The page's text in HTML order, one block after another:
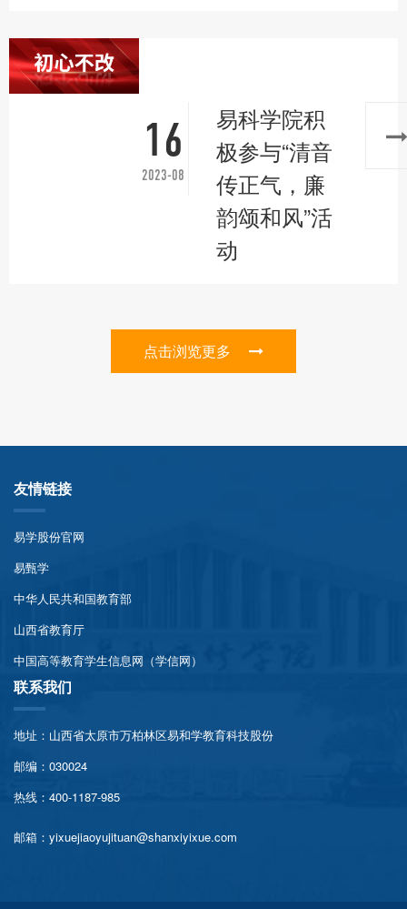
16
2023-08
易科学院积
极参与“清音
传正气，廉
韵颂和风”活
动
点击浏览更多
友情链接
易学股份官网
易甄学
中华人民共和国教育部
山西省教育厅
中国高等教育学生信息网（学信网）
联系我们
地址：山西省太原市万柏林区易和学教育科技股份
邮编：030024
热线：400-1187-985
邮箱：yixuejiaoyujituan@shanxiyixue.com